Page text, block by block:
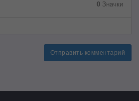
0 Значки
Отправить комментарий